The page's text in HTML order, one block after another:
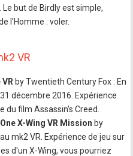
but de Birdly est simple,
l'Homme : voler.
VR
by Twentieth Century Fox : En
décembre 2016. Expérience
du film Assassin's Creed.
X-Wing VR Mission by
mk2 VR. Expérience de jeu sur
d'un X-Wing, vous pourriez